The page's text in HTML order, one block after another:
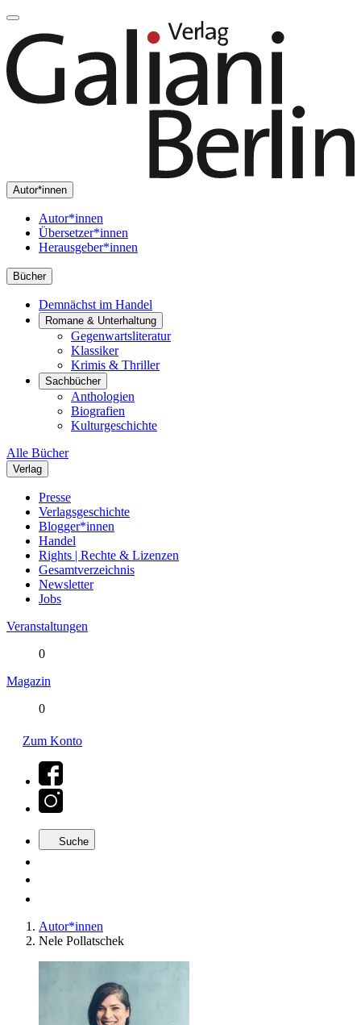
Autor*innen
Autor*innen
Übersetzer*innen
Herausgeber*innen
Bücher
Demnächst im Handel
Romane & Unterhaltung
Gegenwartsliteratur
Klassiker
Krimis & Thriller
Sachbücher
Anthologien
Biografien
Kulturgeschichte
Alle Bücher
Verlag
Presse
Verlagsgeschichte
Blogger*innen
Handel
Rights | Rechte & Lizenzen
Gesamtverzeichnis
Newsletter
Jobs
Veranstaltungen
0
Magazin
0
Zum Konto
Suche
Autor*innen
Nele Pollatschek